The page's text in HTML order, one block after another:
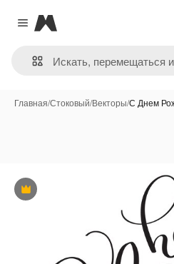
Close menu
Magnific
Главная/Стоковый/Векторы/С Днем
Премиум